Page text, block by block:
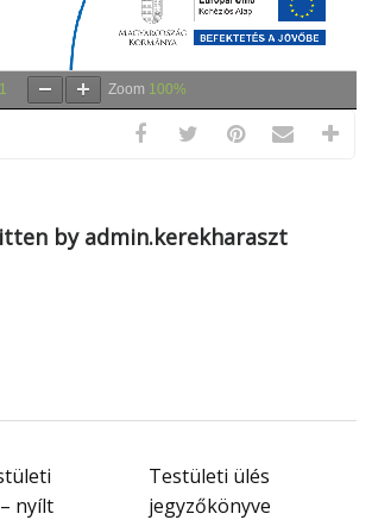
1 Zoom 100%
by admin.kerekharaszt
nyílt
Testületi ülés
jegyzőkönyve